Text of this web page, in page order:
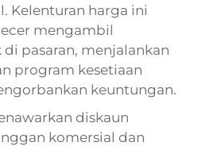
Kelenturan harga ini
mengambil
pasaran, menjalankan
program kesetiaan
keuntungan.
diskaun
komersial dan